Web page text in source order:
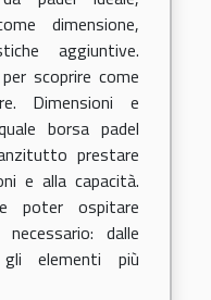
dimensione,
aggiuntive.
scoprire come
Dimensioni e
borsa padel
prestare
e alla capacità.
poter ospitare
dalle
elementi più